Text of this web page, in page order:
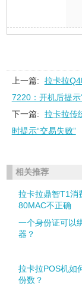
上一篇:
拉卡拉
7220：开机后提示
下一篇:
拉卡拉传
时提示“交易失败”
相关推荐
拉卡拉鼎智T1消
80MAC不正确
一个身份证可以
器？
拉卡拉POS机如
份数？